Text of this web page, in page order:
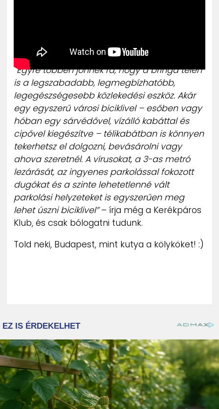
“Egyre többen jönnek rá, hogy a bringa télen
is a legszabadabb, legmegbízhatóbb,
legegészségesebb közlekedési eszköz. Akár
egy egyszerű városi biciklivel – esőben vagy
hóban egy sárvédővel, vízálló kabáttal és
cipővel kiegészítve – télikabátban is könnyen
tekerhetsz el dolgozni, bevásárolni vagy
ahova szeretnél. A vírusokat, a 3-as metró
lezárását, az ingyenes parkolással fokozott
dugókat és a szinte lehetetlenné vált
parkolási helyzeteket is egyszerűen meg
lehet úszni biciklivel”– írja még a Kerékpáros
Klub, és csak bólogatni tudunk.
Told neki, Budapest, mint kutya a kölyköket! :)